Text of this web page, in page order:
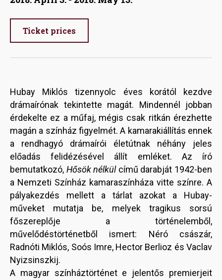
Ticket prices
Hubay Miklós tizennyolc éves korától kezdve
drámaírónak tekintette magát. Mindennél jobban
érdekelte ez a műfaj, mégis csak ritkán érezhette
magán a színház figyelmét. A kamarakiállítás ennek
a rendhagyó drámaírói életútnak néhány jeles
előadás felidézésével állít emléket. Az író
bemutatkozó, Hősök nélkülcímű darabját 1942-ben
a Nemzeti Színház kamaraszínháza vitte színre. A
pályakezdés mellett a tárlat azokat a Hubay-
műveket mutatja be, melyek tragikus sorsú
főszereplője a történelemből,
művelődéstörténetből ismert: Néró császár,
Radnóti Miklós, Soós Imre, Hector Berlioz és Vaclav
Nyizsinszkij.
A magyar színháztörténet e jelentős premierjeit